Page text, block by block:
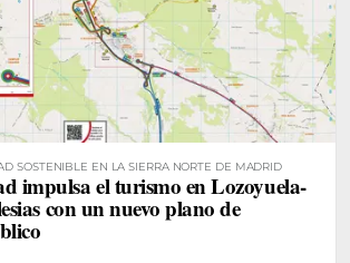
SOSTENIBLE EN LA SIERRA NORTE DE MADRID
impulsa el turismo en Lozoyuela-
con un nuevo plano de